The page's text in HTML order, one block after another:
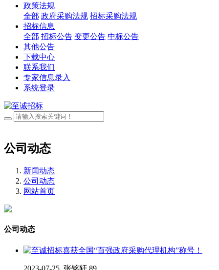
政策法规
全部 政府采购法规 招标采购法规
招标信息
全部 招标公告 变更公告 中标公告
其他公告
下载中心
联系我们
专家信息录入
系统登录
公司动态
新闻动态
公司动态
网站首页
公司动态
2023-07-25 张铭轩 89